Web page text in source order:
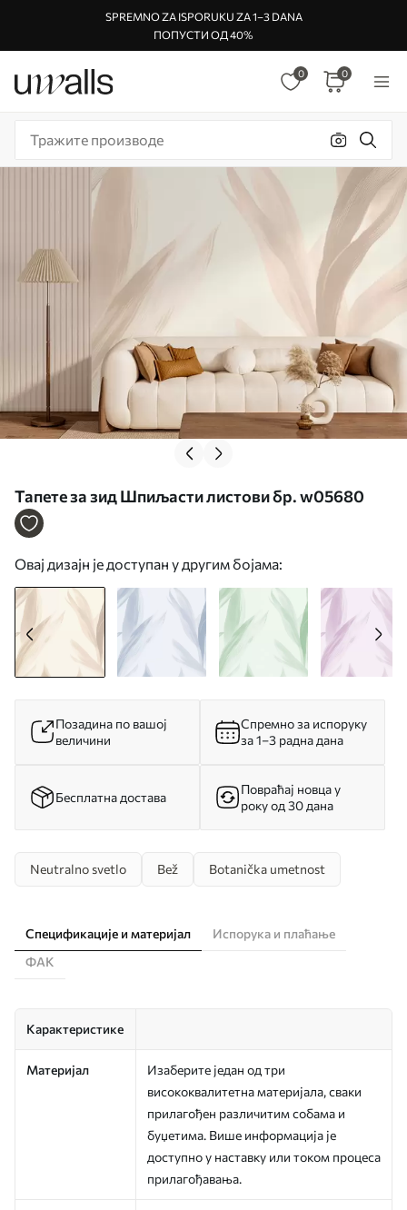
SPREMNO ZA ISPORUKU ZA 1–3 DANA
ПОПУСТИ ОД 40%
0 0
Тапете за зид Шпиљасти листови бр. w05680
Овај дизајн је доступан у другим бојама:
Позадина по вашој
величини
Спремно за испоруку
за 1–3 радна дана
Бесплатна достава
Повраћај новца у
року од 30 дана
Neutralno svetlo Bež Botanička umetnost
Спецификације и материјал
Испорука и плаћање
ФАК
Карактеристике
Материјал
Изаберите један од три
висококвалитетна материјала, сваки
прилагођен различитим собама и
буџетима. Више информација је
доступно у наставку или током процеса
прилагођавања.